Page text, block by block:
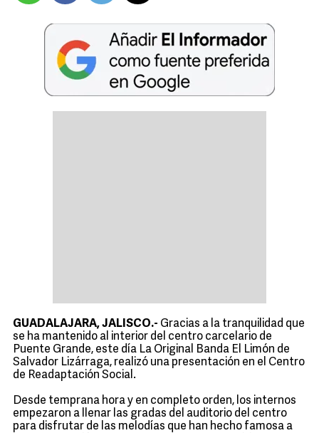
GUADALAJARA, JALISCO.- Gracias a la tranquilidad que
se ha mantenido al interior del centro carcelario de
Puente Grande, este día La Original Banda El Limón de
Salvador Lizárraga, realizó una presentación en el Centro
de Readaptación Social.
Desde temprana hora y en completo orden, los internos
empezaron a llenar las gradas del auditorio del centro
para disfrutar de las melodías que han hecho famosa a